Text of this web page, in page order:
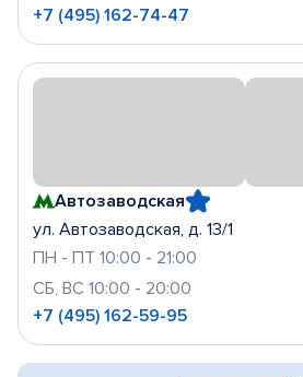
+7 (495) 162-74-47
Автозаводская
ул. Автозаводская, д. 13/1
ПН - ПТ 10:00 - 21:00
СБ, ВС 10:00 - 20:00
+7 (495) 162-59-95